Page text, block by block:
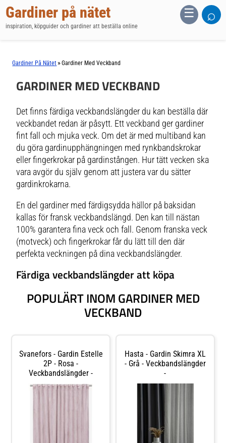
Gardiner på nätet
inspiration, köpguider och gardiner att beställa online
☰ ⌕
Gardiner På Nätet »Gardiner Med Veckband
GARDINER MED VECKBAND
Det finns färdiga veckbandslängder du kan beställa där
veckbandet redan är påsytt. Ett veckband ger gardiner
fint fall och mjuka veck. Om det är med multiband kan
du göra gardinupphängningen med rynkbandskrokar
eller fingerkrokar på gardinstången. Hur tätt vecken ska
vara avgör du själv genom att justera var du sätter
gardinkrokarna.
En del gardiner med färdigsydda hällor på baksidan
kallas förfransk veckbandslängd. Den kan till nästan
100% garantera fina veck och fall. Genom franska veck
(motveck) och fingerkrokar får du lätt till den där
perfekta veckningen på dina veckbandslängder.
Färdiga veckbandslängder att köpa
POPULÄRT INOM GARDINER MED
VECKBAND
Svanefors - Gardin Estelle
2P - Rosa -
Veckbandslängder -
Hasta - Gardin Skimra XL
- Grå - Veckbandslängder
-